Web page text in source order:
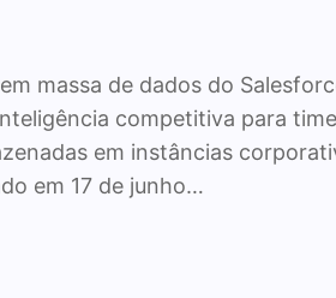
massa de dados do
competitiva para
em instâncias
em 17 de junho…